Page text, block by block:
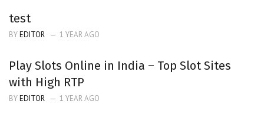
test
BYEDITOR 1 YEAR AGO
Play Slots Online in India – Top Slot Sites
with High RTP
BYEDITOR 1 YEAR AGO